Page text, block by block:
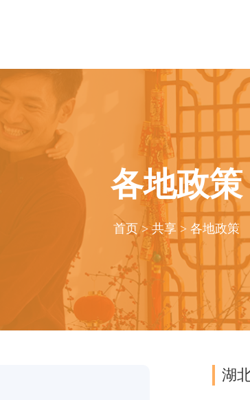
各地政策
首页 >共享 > 各地政策
湖